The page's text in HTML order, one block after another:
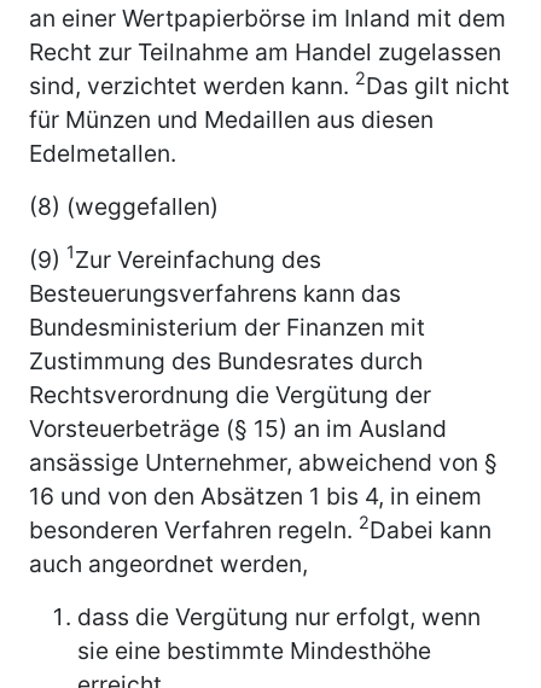
an einer Wertpapierbörse im Inland mit dem
Recht zur Teilnahme am Handel zugelassen
sind, verzichtet werden kann. 2Das gilt nicht
für Münzen und Medaillen aus diesen
Edelmetallen.
(8) (weggefallen)
(9) 1Zur Vereinfachung des
Besteuerungsverfahrens kann das
Bundesministerium der Finanzen mit
Zustimmung des Bundesrates durch
Rechtsverordnung die Vergütung der
Vorsteuerbeträge (§ 15) an im Ausland
ansässige Unternehmer, abweichend von §
16 und von den Absätzen 1 bis 4, in einem
besonderen Verfahren regeln. 2Dabei kann
auch angeordnet werden,
dass die Vergütung nur erfolgt, wenn
sie eine bestimmte Mindesthöhe